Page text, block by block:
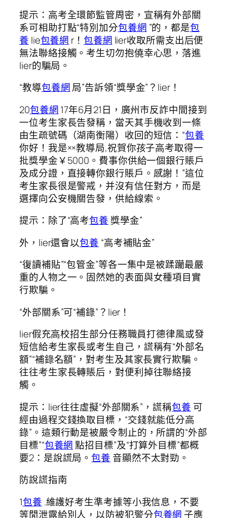
提示：高考全環節監管周密，宣稱有外部關
系可相助打點“特別加分包養網 ”的，都是包
養 lie包養網 r！ 包養網 lier收取所需支出后便
無法聯絡接觸。考生切勿抱僥幸心思，落進
lier的騙局。
“教導包養網局”告訴領“獎學金”？lier！
20包養網17年6月21日，廣州市反詐中間接到
一位考生家長告發稱，當天其手機收到一條
由生疏號碼（湖南衡陽）收回的短信：“包養
你好！我是××教導局,祝賀你孩子高考取得一
批獎學金￥5000。費事你供給一個銀行賬戶
及成分證，直接轉你銀行賬戶。感謝！”這位
考生家長很是警戒，并沒有信任對方，而是
選擇向公安機關告發，供給線索。
提示：除了“高考包養獎學金”
外，lier還會以包養 “高考補貼金”
“復讀補貼”“包管金”等各一集中是被蹂躪最嚴
重的人物之一。固然她的表面與女種項目實
行欺騙。
“外部關系”可“補錄”？lier！
lier假充高校招生部分任務職員打德律風或發
短信給考生家長或考生自己，謊稱有“外部名
額”“補錄名額”，對考生及其家長實行欺騙。
往往考生家長轉賬后，對便利掉往聯絡接
觸。
提示：lier往往虛擬“外部關系”，謊稱包養 可
經由過程交錢換取目標，“交錢就能低分高
錄”。這類行動是被嚴令制止的，所謂的“外部
目標”“包養網 點招目標”及“打算外目標”都概
要2：是說謊局。包養 音顯然不太對勁。
防說謊指南
1包養 .維護好考生準考據等小我信息，不要
等閒泄露給別人，以防被犯警分包養網 子應